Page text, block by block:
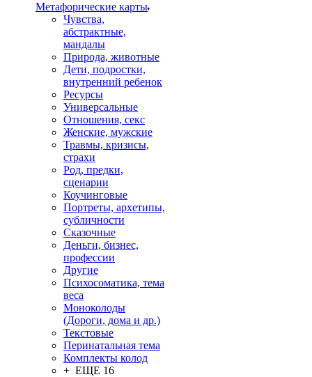
Mетафорические карты
Чувства,
абстрактные,
мандалы
Природа, животные
Дети, подростки,
внутренний ребенок
Ресурсы
Универсальные
Отношения, секс
Женские, мужские
Травмы, кризисы,
страхи
Род, предки,
сценарии
Коучинговые
Портреты, архетипы,
субличности
Сказочные
Деньги, бизнес,
профессии
Другие
Психосоматика, тема
веса
Моноколоды
(Дороги, дома и др.)
Текстовые
Перинатальная тема
Комплекты колод
+ ЕЩЕ 16